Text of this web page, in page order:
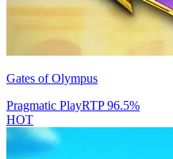
Gates of Olympus
Pragmatic PlayRTP96.5%
HOT